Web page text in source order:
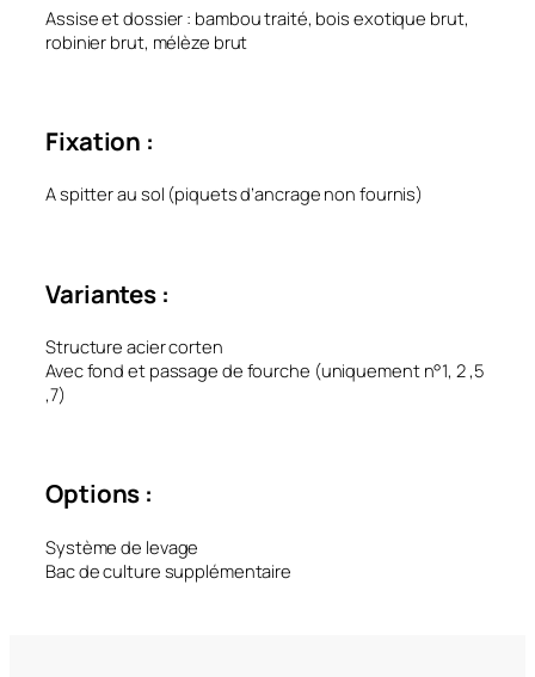
Assise et dossier : bambou traité, bois exotique brut,
robinier brut, mélèze brut
Fixation :
A spitter au sol (piquets d’ancrage non fournis)
Variantes :
Structure acier corten
Avec fond et passage de fourche (uniquement n°1, 2 ,5
,7)
Options :
Système de levage
Bac de culture supplémentaire